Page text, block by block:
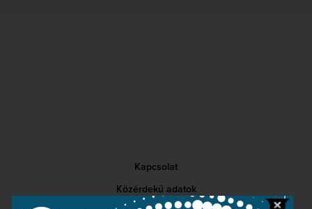
Kapcsolat
Közérdekű adatok